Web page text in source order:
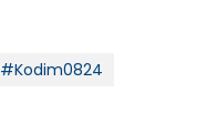
#Kodim0824